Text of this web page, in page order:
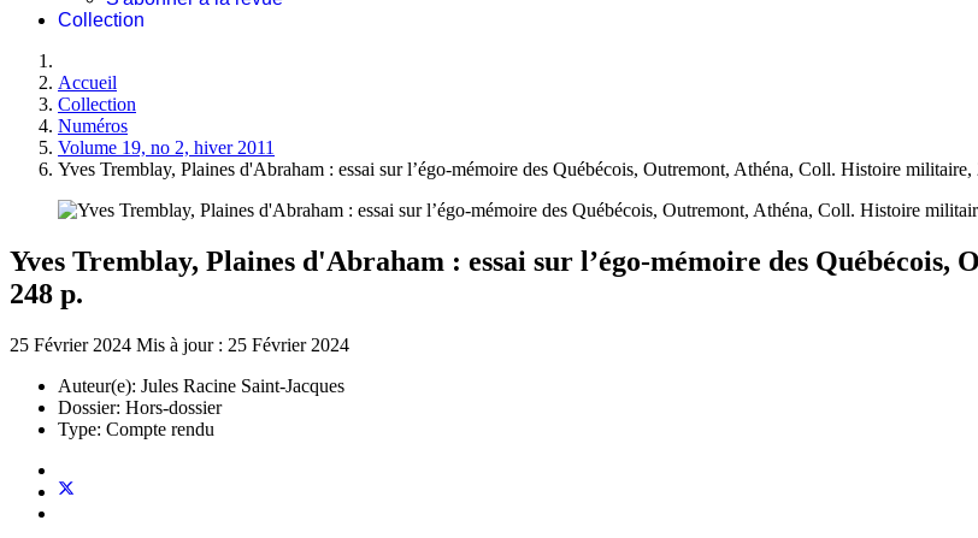
Collection
Accueil
Collection
Numéros
Volume 19, no 2, hiver 2011
Yves Tremblay, Plaines d'Abraham : essai sur l’égo-mémoire des Québécois, Outremont, Athéna, Coll. Histoire militaire,
Yves Tremblay, Plaines d'Abraham : essai sur l’égo-mémoire des
248 p.
25 Février 2024 Mis à jour : 25 Février 2024
Auteur(e): Jules Racine Saint-Jacques
Dossier: Hors-dossier
Type: Compte rendu